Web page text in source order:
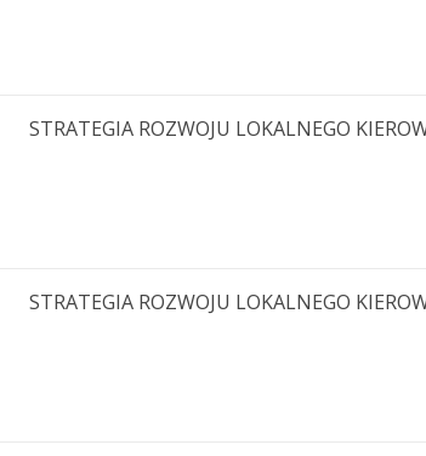
STRATEGIA ROZWOJU LOKALNEGO
STRATEGIA ROZWOJU LOKALNEGO